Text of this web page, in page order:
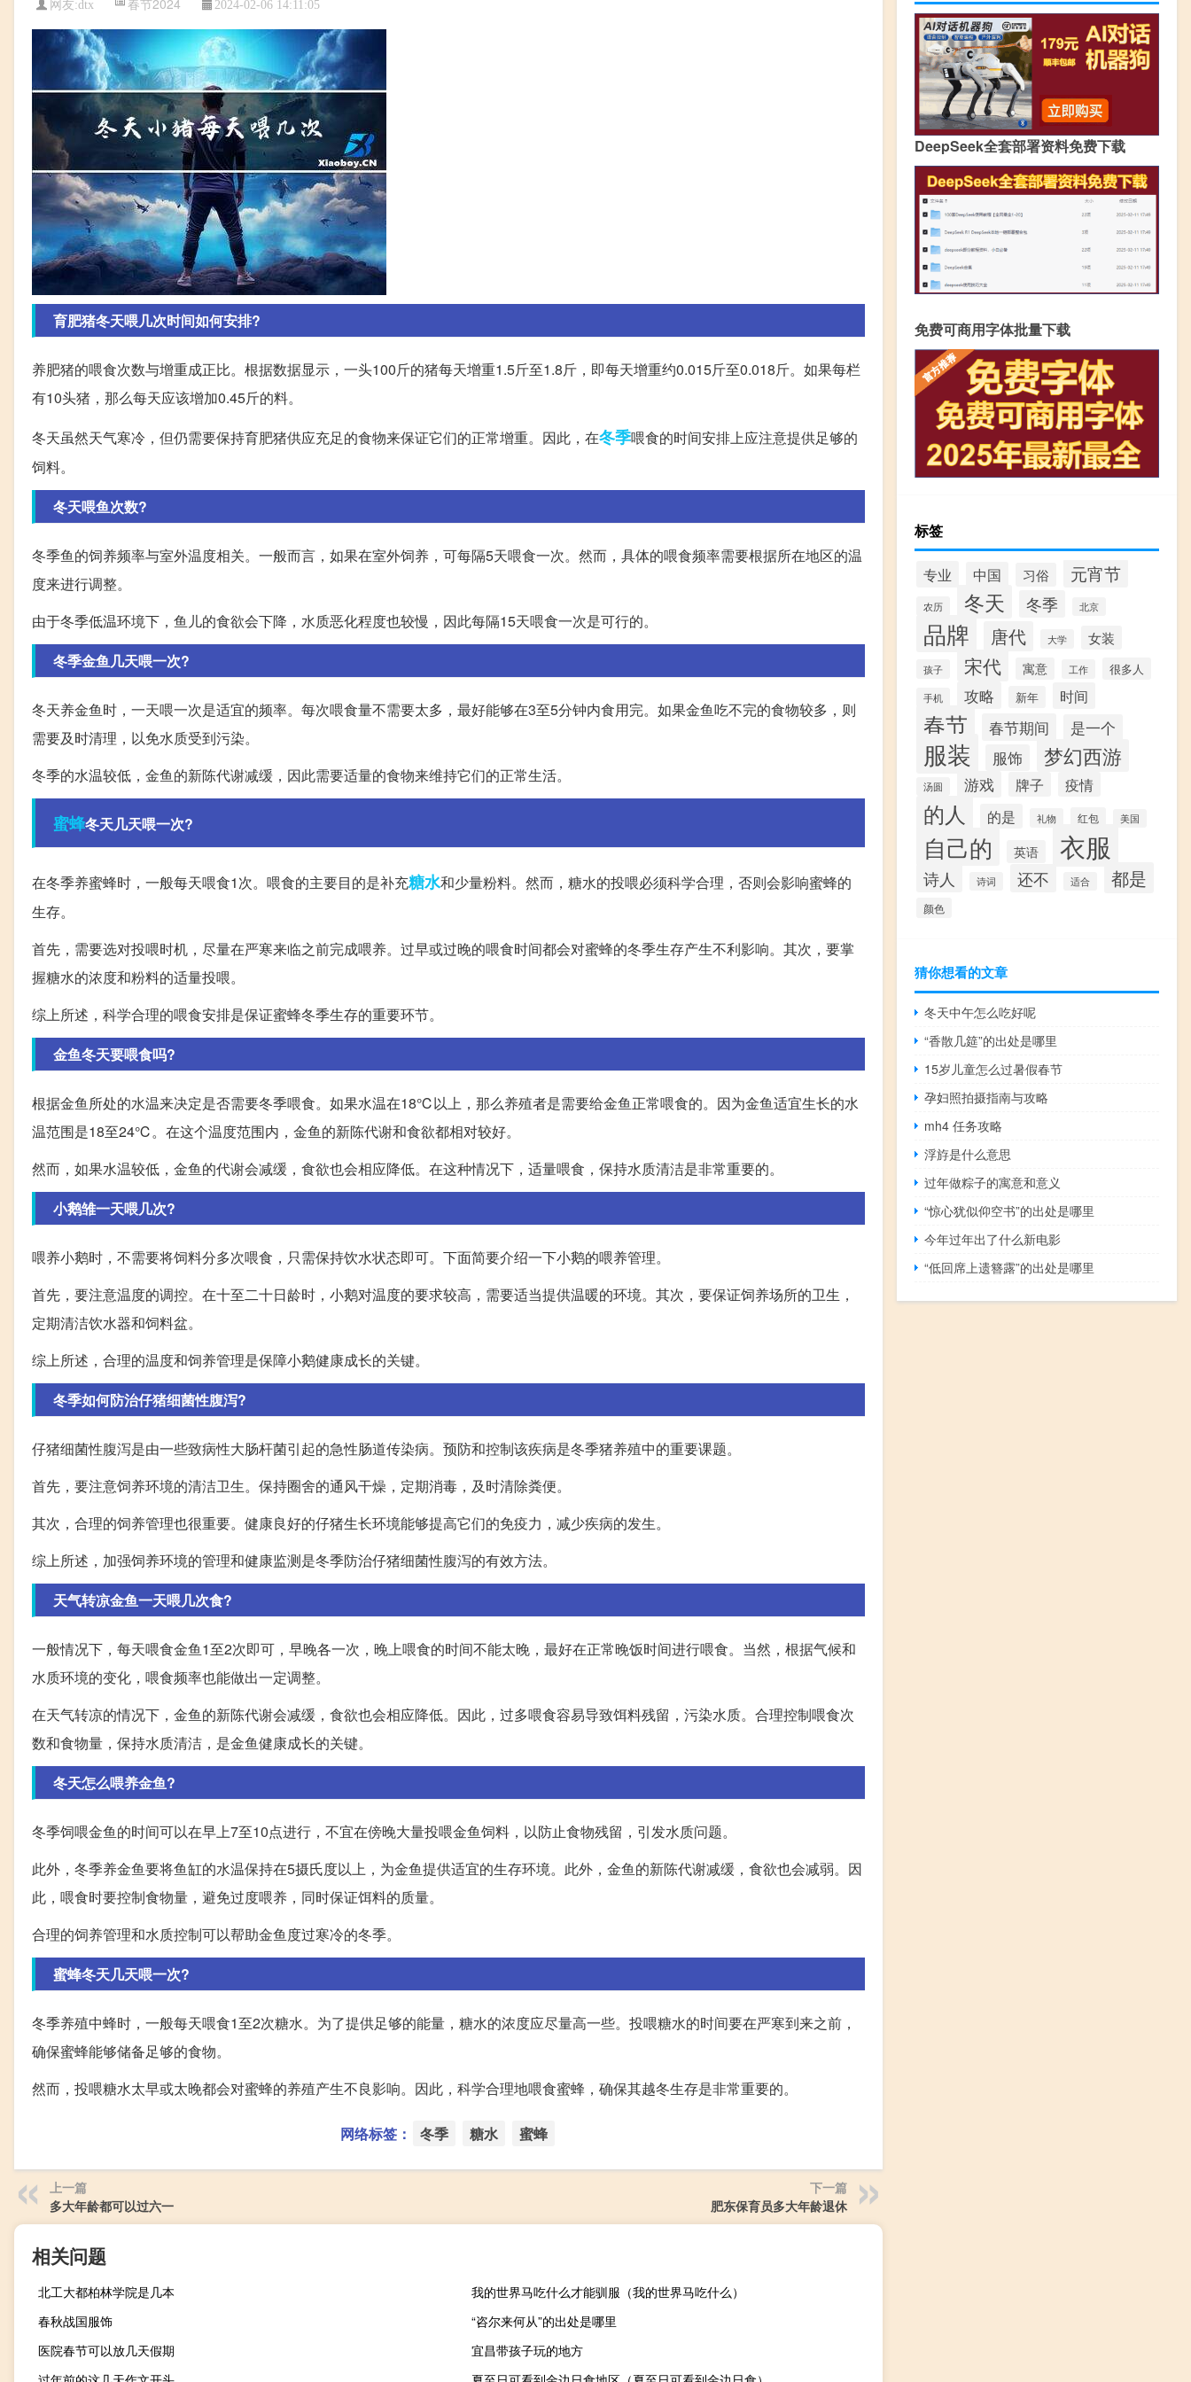
网友:dtx 2024-02-06 14:11:05
育肥猪冬天喂几次时间如何安排?
养肥猪的喂食次数与增重成正比。根据数据显示，一头100斤的猪每天增重1.5斤至1.8斤，即每天增重约0.015斤至0.018斤。如果每栏
有10头猪，那么每天应该增加0.45斤的料。
冬天虽然天气寒冷，但仍需要保持育肥猪供应充足的食物来保证它们的正常增重。因此，在冬季喂食的时间安排上应注意提供足够的
饲料。
冬天喂鱼次数?
冬季鱼的饲养频率与室外温度相关。一般而言，如果在室外饲养，可每隔5天喂食一次。然而，具体的喂食频率需要根据所在地区的温
度来进行调整。
由于冬季低温环境下，鱼儿的食欲会下降，水质恶化程度也较慢，因此每隔15天喂食一次是可行的。
冬季金鱼几天喂一次?
冬天养金鱼时，一天喂一次是适宜的频率。每次喂食量不需要太多，最好能够在3至5分钟内食用完。如果金鱼吃不完的食物较多，则
需要及时清理，以免水质受到污染。
冬季的水温较低，金鱼的新陈代谢减缓，因此需要适量的食物来维持它们的正常生活。
蜜蜂冬天几天喂一次?
在冬季养蜜蜂时，一般每天喂食1次。喂食的主要目的是补充糖水和少量粉料。然而，糖水的投喂必须科学合理，否则会影响蜜蜂的
生存。
首先，需要选对投喂时机，尽量在严寒来临之前完成喂养。过早或过晚的喂食时间都会对蜜蜂的冬季生存产生不利影响。其次，要掌
握糖水的浓度和粉料的适量投喂。
综上所述，科学合理的喂食安排是保证蜜蜂冬季生存的重要环节。
金鱼冬天要喂食吗?
根据金鱼所处的水温来决定是否需要冬季喂食。如果水温在18℃以上，那么养殖者是需要给金鱼正常喂食的。因为金鱼适宜生长的水
温范围是18至24℃。在这个温度范围内，金鱼的新陈代谢和食欲都相对较好。
然而，如果水温较低，金鱼的代谢会减缓，食欲也会相应降低。在这种情况下，适量喂食，保持水质清洁是非常重要的。
小鹅雏一天喂几次?
喂养小鹅时，不需要将饲料分多次喂食，只需保持饮水状态即可。下面简要介绍一下小鹅的喂养管理。
首先，要注意温度的调控。在十至二十日龄时，小鹅对温度的要求较高，需要适当提供温暖的环境。其次，要保证饲养场所的卫生，
定期清洁饮水器和饲料盆。
综上所述，合理的温度和饲养管理是保障小鹅健康成长的关键。
冬季如何防治仔猪细菌性腹泻?
仔猪细菌性腹泻是由一些致病性大肠杆菌引起的急性肠道传染病。预防和控制该疾病是冬季猪养殖中的重要课题。
首先，要注意饲养环境的清洁卫生。保持圈舍的通风干燥，定期消毒，及时清除粪便。
其次，合理的饲养管理也很重要。健康良好的仔猪生长环境能够提高它们的免疫力，减少疾病的发生。
综上所述，加强饲养环境的管理和健康监测是冬季防治仔猪细菌性腹泻的有效方法。
天气转凉金鱼一天喂几次食?
一般情况下，每天喂食金鱼1至2次即可，早晚各一次，晚上喂食的时间不能太晚，最好在正常晚饭时间进行喂食。当然，根据气候和
水质环境的变化，喂食频率也能做出一定调整。
在天气转凉的情况下，金鱼的新陈代谢会减缓，食欲也会相应降低。因此，过多喂食容易导致饵料残留，污染水质。合理控制喂食次
数和食物量，保持水质清洁，是金鱼健康成长的关键。
冬天怎么喂养金鱼?
冬季饲喂金鱼的时间可以在早上7至10点进行，不宜在傍晚大量投喂金鱼饲料，以防止食物残留，引发水质问题。
此外，冬季养金鱼要将鱼缸的水温保持在5摄氏度以上，为金鱼提供适宜的生存环境。此外，金鱼的新陈代谢减缓，食欲也会减弱。因
此，喂食时要控制食物量，避免过度喂养，同时保证饵料的质量。
合理的饲养管理和水质控制可以帮助金鱼度过寒冷的冬季。
蜜蜂冬天几天喂一次?
冬季养殖中蜂时，一般每天喂食1至2次糖水。为了提供足够的能量，糖水的浓度应尽量高一些。投喂糖水的时间要在严寒到来之前，
确保蜜蜂能够储备足够的食物。
然而，投喂糖水太早或太晚都会对蜜蜂的养殖产生不良影响。因此，科学合理地喂食蜜蜂，确保其越冬生存是非常重要的。
网络标签： 冬季 糖水 蜜蜂
上一篇
多大年龄都可以过六一
下一篇
肥东保育员多大年龄退休
相关问题
北工大都柏林学院是几本
我的世界马吃什么才能驯服（我的世界马吃什么）
春秋战国服饰
“咨尔来何从”的出处是哪里
医院春节可以放几天假期
宜昌带孩子玩的地方
DeepSeek全套部署资料免费下载
免费可商用字体批量下载
标签
专业 中国 习俗 元宵节
农历 冬天 冬季 北京
品牌 唐代 大学 女装
孩子 宋代 寓意 工作 很多人
手机 攻略 新年 时间
春节 春节期间 是一个
服装 服饰 梦幻西游
汤圆 游戏 牌子 疫情
的人 的是 礼物 红包 美国
自己的 英语 衣服
诗人 诗词 还不 适合 都是
颜色
猜你想看的文章
冬天中午怎么吃好呢
“香散几筵”的出处是哪里
15岁儿童怎么过暑假春节
孕妇照拍摄指南与攻略
mh4 任务攻略
浮斿是什么意思
过年做粽子的寓意和意义
“惊心犹似仰空书”的出处是哪里
今年过年出了什么新电影
“低回席上遗簪露”的出处是哪里